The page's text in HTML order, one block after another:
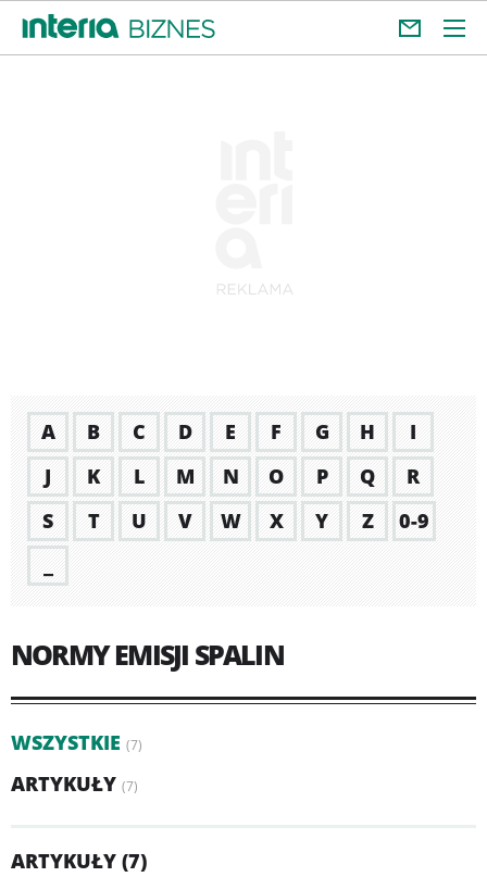
A B C D E F G H
I
J
K L M N O P Q
R
S
T U V W X Y Z
0-9
NORMY EMISJI SPALIN
WSZYSTKIE (7)
ARTYKUŁY (7)
ARTYKUŁY (7)